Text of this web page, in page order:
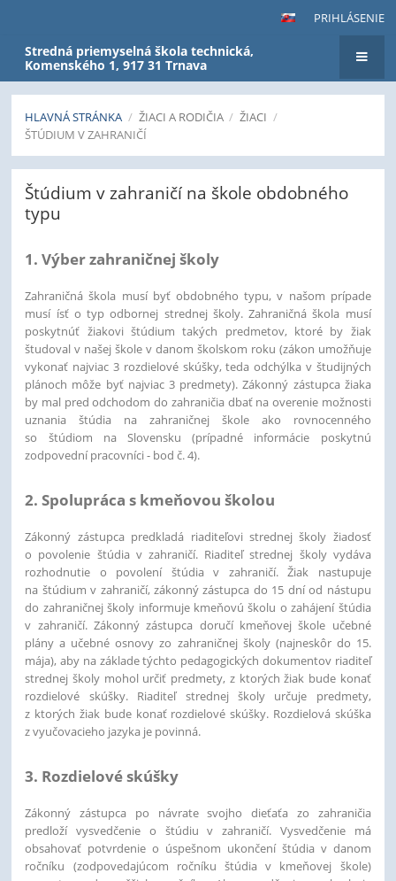
PRIHLÁSENIE
Stredná priemyselná škola technická,
Komenského 1, 917 31 Trnava
HLAVNÁ STRÁNKA / ŽIACI A RODIČIA / ŽIACI /
ŠTÚDIUM V ZAHRANIČÍ
Štúdium
zahraničí
Štúdium v zahraničí na škole obdobného
typu
1. Výber zahraničnej školy
Zahraničná škola musí byť obdobného typu, v našom prípade
musí ísť o typ odbornej strednej školy. Zahraničná škola musí
poskytnúť žiakovi štúdium takých predmetov, ktoré by žiak
študoval v našej škole v danom školskom roku (zákon umožňuje
vykonať najviac 3 rozdielové skúšky, teda odchýlka v študijných
plánoch môže byť najviac 3 predmety). Zákonný zástupca žiaka
by mal pred odchodom do zahraničia dbať na overenie možnosti
uznania štúdia na zahraničnej škole ako rovnocenného
so štúdiom na Slovensku (prípadné informácie poskytnú
zodpovední pracovníci - bod č. 4).
2. Spolupráca s kmeňovou školou
Zákonný zástupca predkladá riaditeľovi strednej školy žiadosť
o povolenie štúdia v zahraničí. Riaditeľ strednej školy vydáva
rozhodnutie o povolení štúdia v zahraničí. Žiak nastupuje
na štúdium v zahraničí, zákonný zástupca do 15 dní od nástupu
do zahraničnej školy informuje kmeňovú školu o zahájení štúdia
v zahraničí. Zákonný zástupca doručí kmeňovej škole učebné
plány a učebné osnovy zo zahraničnej školy (najneskôr do 15.
mája), aby na základe týchto pedagogických dokumentov riaditeľ
strednej školy mohol určiť predmety, z ktorých žiak bude konať
rozdielové skúšky.Riaditeľ strednej školy určuje predmety,
z ktorých žiak bude konať rozdielové skúšky. Rozdielová skúška
z vyučovacieho jazyka je povinná.
3. Rozdielové skúšky
Zákonný zástupca po návrate svojho dieťaťa zo zahraničia
predloží vysvedčenie o štúdiu v zahraničí. Vysvedčenie má
obsahovať potvrdenie o úspešnom ukončení štúdia v danom
ročníku (zodpovedajúcom ročníku štúdia v kmeňovej škole)